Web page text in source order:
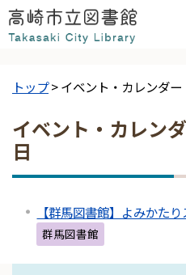
トップ> イベント・カレンダー
イベント・カレン
日
【群馬図書館】よみかた
群馬図書館